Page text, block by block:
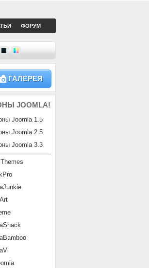
ФОРУМ
ГАЛЕРЕЯ
JOOMLA!
Joomla 1.5
Joomla 2.5
Joomla 3.3